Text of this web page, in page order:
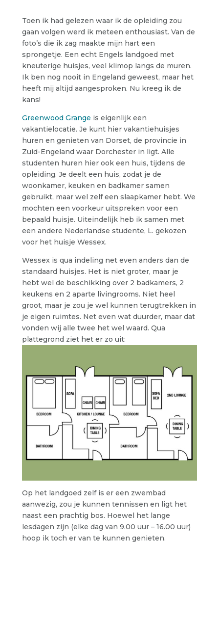
Toen ik had gelezen waar ik de opleiding zou
gaan volgen werd ik meteen enthousiast. Van de
foto’s die ik zag maakte mijn hart een
sprongetje. Een echt Engels landgoed met
kneuterige huisjes, veel klimop langs de muren.
Ik ben nog nooit in Engeland geweest, maar het
heeft mij altijd aangesproken. Nu kreeg ik de
kans!
Greenwood Grange is eigenlijk een
vakantielocatie. Je kunt hier vakantiehuisjes
huren en genieten van Dorset, de provincie in
Zuid-Engeland waar Dorchester in ligt. Alle
studenten huren hier ook een huis, tijdens de
opleiding. Je deelt een huis, zodat je de
woonkamer, keuken en badkamer samen
gebruikt, maar wel zelf een slaapkamer hebt. We
mochten een voorkeur uitspreken voor een
bepaald huisje. Uiteindelijk heb ik samen met
een andere Nederlandse studente, L. gekozen
voor het huisje Wessex.
Wessex is qua indeling net even anders dan de
standaard huisjes. Het is niet groter, maar je
hebt wel de beschikking over 2 badkamers, 2
keukens en 2 aparte livingrooms. Niet heel
groot, maar je zou je wel kunnen terugtrekken in
je eigen ruimtes. Net even wat duurder, maar dat
vonden wij alle twee het wel waard. Qua
plattegrond ziet het er zo uit:
Op het landgoed zelf is er een zwembad
aanwezig, zou je kunnen tennissen en ligt het
naast een prachtig bos. Hoewel het lange
lesdagen zijn (elke dag van 9.00 uur – 16.00 uur)
hoop ik toch er van te kunnen genieten.